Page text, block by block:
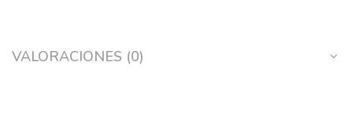
VALORACIONES (0)